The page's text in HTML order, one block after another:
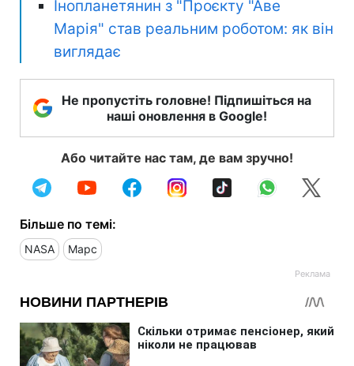
Інопланетянин з "Проєкту "Аве
Марія" став реальним роботом: як він
виглядає
Не пропустіть головне! Підпишіться на
наші оновлення в Google!
Або читайте нас там, де вам зручно!
Більше по темі:
NASA Марс